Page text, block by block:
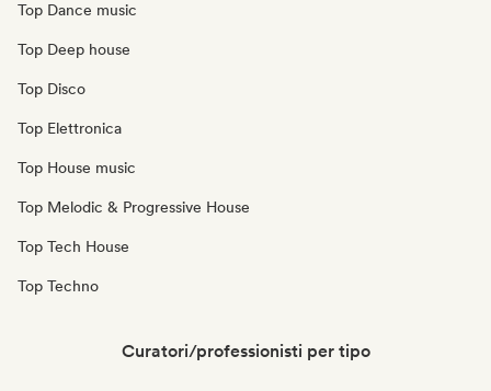
Top Dance music
Top Deep house
Top Disco
Top Elettronica
Top House music
Top Melodic & Progressive House
Top Tech House
Top Techno
Curatori/professionisti per tipo